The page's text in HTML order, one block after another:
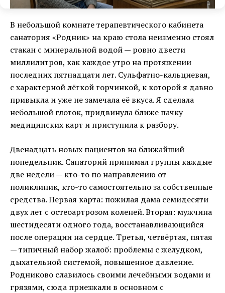
В небольшой комнате терапевтического кабинета
санатория «Родник» на краю стола неизменно стоял
стакан с минеральной водой — ровно двести
миллилитров, как каждое утро на протяжении
последних пятнадцати лет. Сульфатно-кальциевая,
с характерной лёгкой горчинкой, к которой я давно
привыкла и уже не замечала её вкуса. Я сделала
небольшой глоток, придвинула ближе пачку
медицинских карт и приступила к разбору.
Двенадцать новых пациентов на ближайший
понедельник. Санаторий принимал группы каждые
две недели — кто-то по направлению от
поликлиник, кто-то самостоятельно за собственные
средства. Первая карта: пожилая дама семидесяти
двух лет с остеоартрозом коленей. Вторая: мужчина
шестидесяти одного года, восстанавливающийся
после операции на сердце. Третья, четвёртая, пятая
— типичный набор жалоб: проблемы с желудком,
дыхательной системой, повышенное давление.
Родниково славилось своими лечебными водами и
грязями, сюда приезжали в основном с